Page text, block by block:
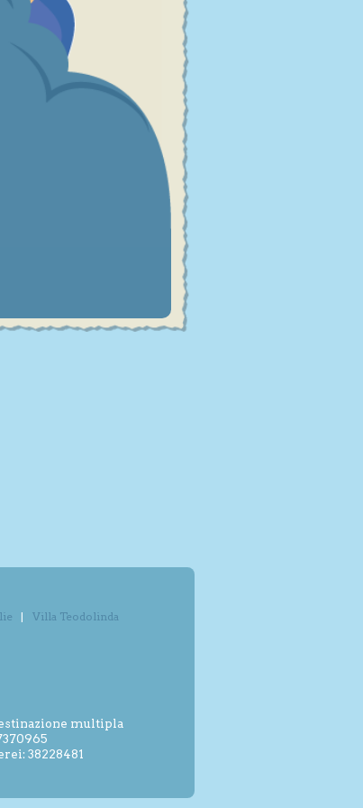
Villa Teodolinda
multipla
38228481